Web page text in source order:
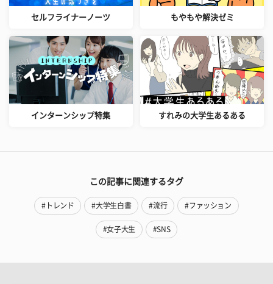
セルフライナーノーツ もやもや解決ゼミ
インターンシップ特集 すれみの大学生あるある
この記事に関連するタグ
#トレンド #大学生白書 #流行 #ファッション
#女子大生 #SNS